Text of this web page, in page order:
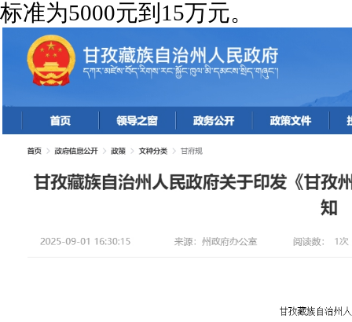
标准为5000元到15万元。